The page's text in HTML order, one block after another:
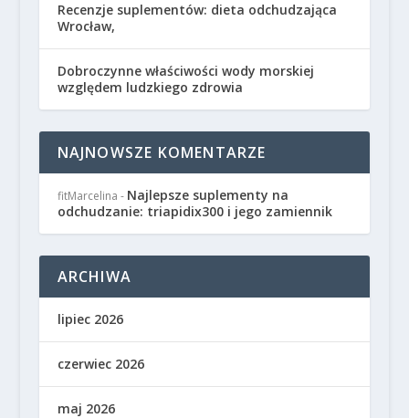
Recenzje suplementów: dieta odchudzająca
Wrocław,
Dobroczynne właściwości wody morskiej
względem ludzkiego zdrowia
NAJNOWSZE KOMENTARZE
fitMarcelina - Najlepsze suplementy na
odchudzanie: triapidix300 i jego zamiennik
ARCHIWA
lipiec 2026
czerwiec 2026
maj 2026